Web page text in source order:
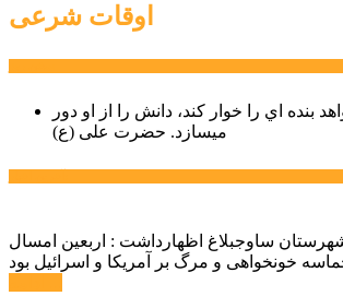
اوقات شرعی
بنده اي را خوار كند، دانش را از او دور
میسازد. حضرت علی (ع)
ساوجبلاغ اظهارداشت : اربعین امسال